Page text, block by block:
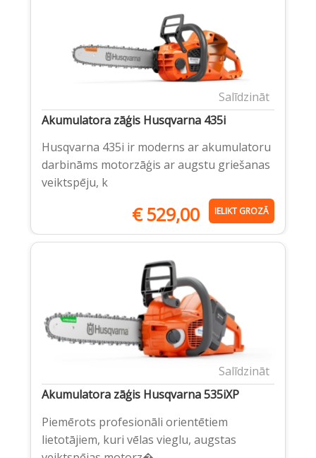
Salīdzināt
Akumulatora zāģis Husqvarna 435i
Husqvarna 435i ir moderns ar akumulatoru
darbināms motorzāģis ar augstu griešanas
veiktspēju, k
€529,00 IELIKT GROZĀ
Salīdzināt
Akumulatora zāģis Husqvarna 535iXP
Piemērots profesionāli orientētiem
lietotājiem, kuri vēlas vieglu, augstas